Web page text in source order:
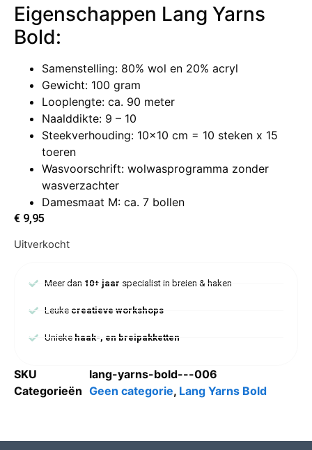
Eigenschappen Lang Yarns
Bold:
Samenstelling: 80% wol en 20% acryl
Gewicht: 100 gram
Looplengte: ca. 90 meter
Naalddikte: 9 – 10
Steekverhouding: 10×10 cm = 10 steken x 15
toeren
Wasvoorschrift: wolwasprogramma zonder
wasverzachter
Damesmaat M: ca. 7 bollen
€ 9,95
Uitverkocht
Meer dan 10+ jaar specialist in breien & haken
Leuke creatieve workshops
Uniekehaak-, en breipakketten
SKU
lang-yarns-bold---006
Categorieën Geen categorie, Lang Yarns Bold